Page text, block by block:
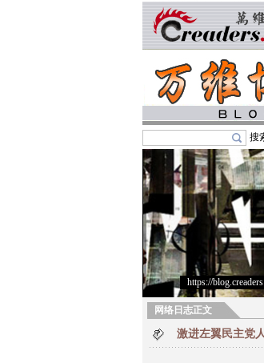
搜
https://
网络日志正文
激进左翼民主党